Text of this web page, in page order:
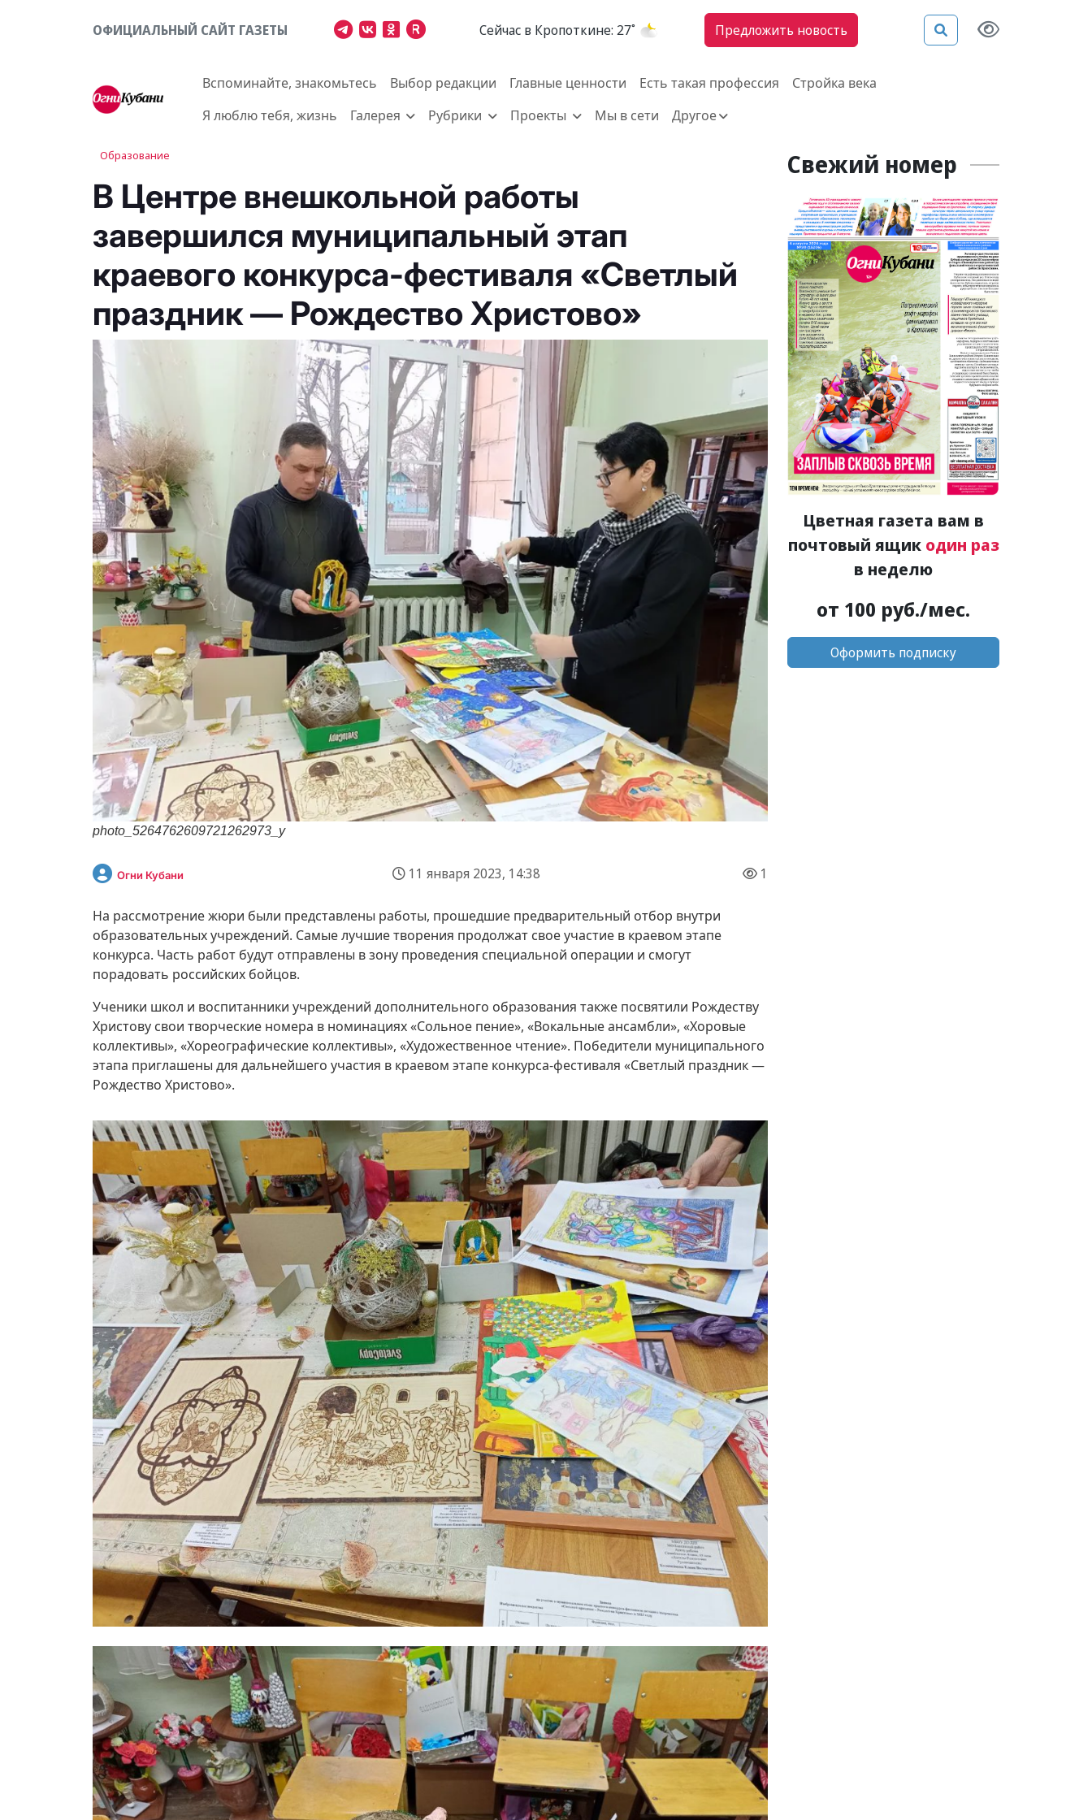
ОФИЦИАЛЬНЫЙ САЙТ ГАЗЕТЫ Cейчас в Кропоткине: 27˚ Предложить новость
Вспоминайте, знакомьтесь Выбор редакции Главные ценности Есть такая профессия
Стройка века
Я люблю тебя, жизнь
Галерея Рубрики Проекты Мы в сети Другое
Образование
В Центре внешкольной работы
завершился муниципальный этап
краевого конкурса-фестиваля «Светлый
праздник — Рождество Христово»
photo_5264762609721262973_y
Огни Кубани 11 января 2023, 14:38 1
На рассмотрение жюри были представлены работы, прошедшие предварительный отбор внутри
образовательных учреждений. Самые лучшие творения продолжат свое участие в краевом этапе
конкурса. Часть работ будут отправлены в зону проведения специальной операции и смогут
порадовать российских бойцов.
Ученики школ и воспитанники учреждений дополнительного образования также посвятили Рождеству
Христову свои творческие номера в номинациях «Сольное пение», «Вокальные ансамбли», «Хоровые
коллективы», «Хореографические коллективы», «Художественное чтение». Победители муниципального
этапа приглашены для дальнейшего участия в краевом этапе конкурса-фестиваля «Светлый праздник —
Рождество Христово».
Свежий номер
Цветная газета вам в
почтовый ящик один раз
в неделю
от 100 руб./мес.
Оформить подписку